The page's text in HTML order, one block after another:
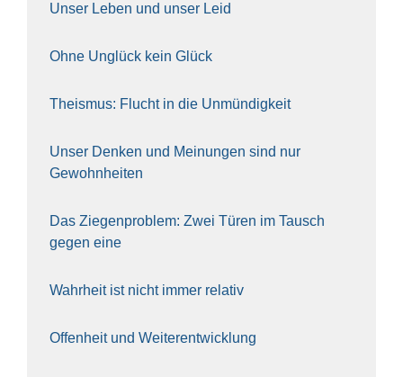
Unser Leben und unser Leid
Ohne Unglück kein Glück
The­is­mus: Flucht in die Unmün­dig­keit
Unser Den­ken und Mei­nun­gen sind nur
Gewohn­hei­ten
Das Zie­gen­pro­blem: Zwei Türen im Tausch
gegen eine
Wahr­heit ist nicht immer rela­tiv
Offen­heit und Wei­ter­ent­wick­lung